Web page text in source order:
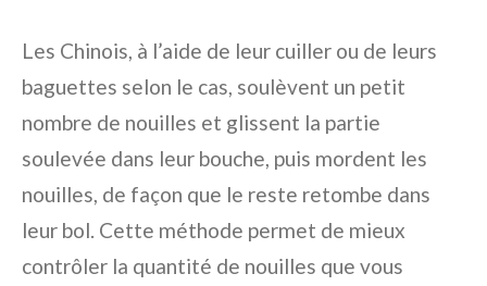
Les Chinois, à l’aide de leur cuiller ou de leurs
baguettes selon le cas, soulèvent un petit
nombre de nouilles et glissent la partie
soulevée dans leur bouche, puis mordent les
nouilles, de façon que le reste retombe dans
leur bol. Cette méthode permet de mieux
contrôler la quantité de nouilles que vous